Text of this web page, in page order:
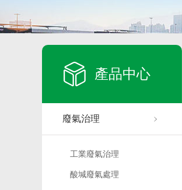
產品中心
廢氣治理
工業廢氣治理
酸堿廢氣處理